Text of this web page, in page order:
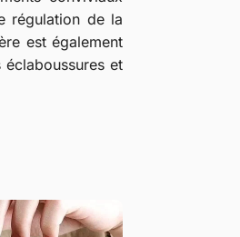
régulation de la
est également
et